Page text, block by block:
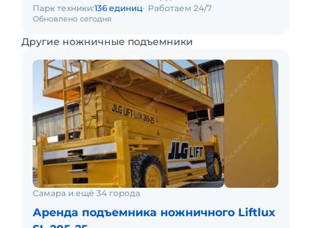
Обновлено сегодня
Парк техники:136 единиц Работаем 24/7
Другие ножничные подъемники
Самара и ещё 34 города
Аренда подъемника ножничного Liftlux